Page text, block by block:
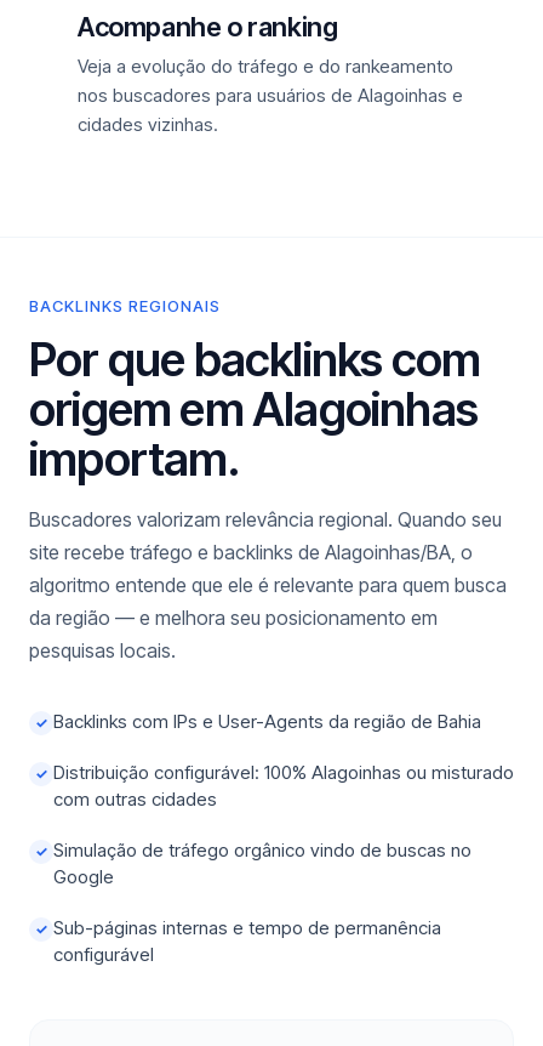
Acompanhe o ranking
Veja a evolução do tráfego e do rankeamento
nos buscadores para usuários de Alagoinhas e
cidades vizinhas.
BACKLINKS REGIONAIS
Por que backlinks com
origem em Alagoinhas
importam.
Buscadores valorizam relevância regional. Quando seu
site recebe tráfego e backlinks de Alagoinhas/BA, o
algoritmo entende que ele é relevante para quem busca
da região — e melhora seu posicionamento em
pesquisas locais.
✓ Backlinks com IPs e User-Agents da região de Bahia
✓ Distribuição configurável: 100% Alagoinhas ou misturado
com outras cidades
✓ Simulação de tráfego orgânico vindo de buscas no
Google
✓ Sub-páginas internas e tempo de permanência
configurável